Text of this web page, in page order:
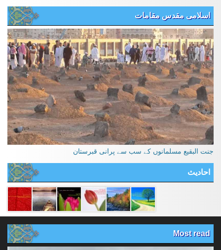
اسلامی مقدس مقامات
جنت البقیع مسلمانوں کے سب سے پرانی قبرستان
احادیث
Most read